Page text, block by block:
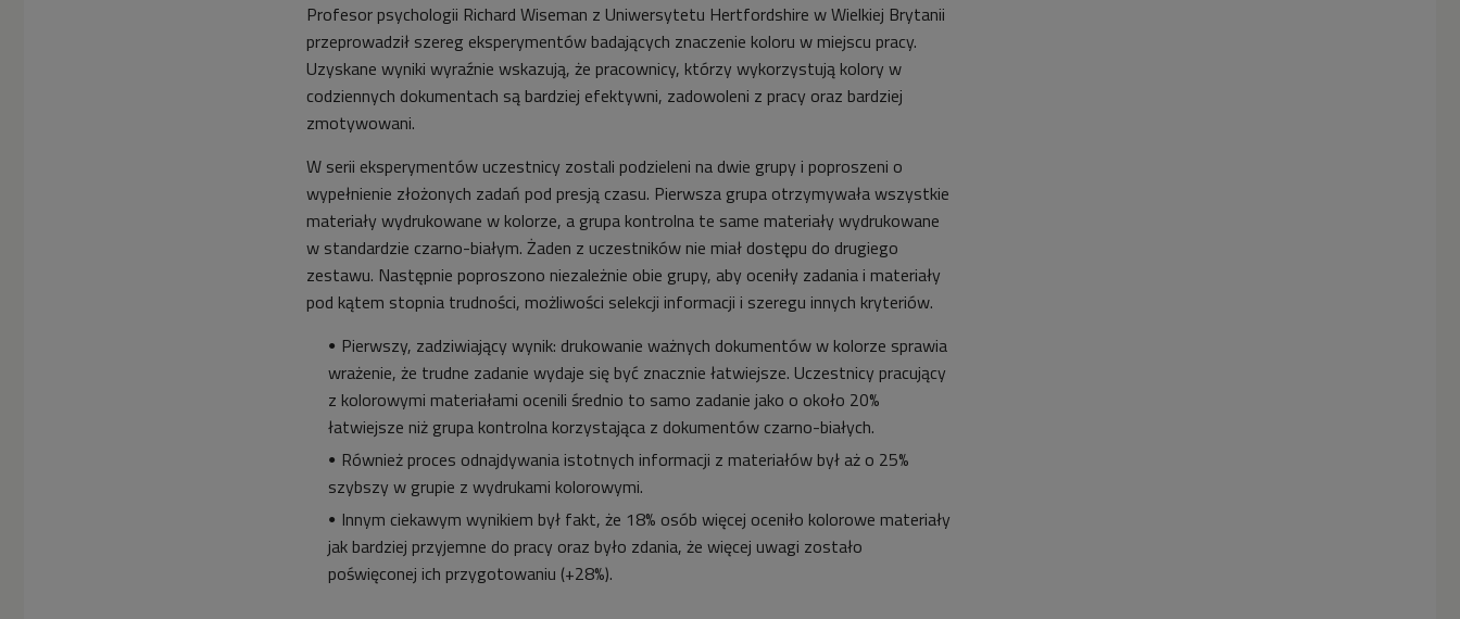
Profesor psychologii Richard Wiseman z Uniwersytetu Hertfordshire w Wielkiej Brytanii
przeprowadził szereg eksperymentów badających znaczenie koloru w miejscu pracy.
Uzyskane wyniki wyraźnie wskazują, że pracownicy, którzy wykorzystują kolory w
codziennych dokumentach są bardziej efektywni, zadowoleni z pracy oraz bardziej
zmotywowani.
W serii eksperymentów uczestnicy zostali podzieleni na dwie grupy i poproszeni o
wypełnienie złożonych zadań pod presją czasu. Pierwsza grupa otrzymywała wszystkie
materiały wydrukowane w kolorze, a grupa kontrolna te same materiały wydrukowane
w standardzie czarno-białym. Żaden z uczestników nie miał dostępu do drugiego
zestawu. Następnie poproszono niezależnie obie grupy, aby oceniły zadania i materiały
pod kątem stopnia trudności, możliwości selekcji informacji i szeregu innych kryteriów.
Pierwszy, zadziwiający wynik: drukowanie ważnych dokumentów w kolorze sprawia
wrażenie, że trudne zadanie wydaje się być znacznie łatwiejsze. Uczestnicy pracujący
z kolorowymi materiałami ocenili średnio to samo zadanie jako o około 20%
łatwiejsze niż grupa kontrolna korzystająca z dokumentów czarno-białych.
Również proces odnajdywania istotnych informacji z materiałów był aż o 25%
szybszy w grupie z wydrukami kolorowymi.
Innym ciekawym wynikiem był fakt, że 18% osób więcej oceniło kolorowe materiały
jak bardziej przyjemne do pracy oraz było zdania, że więcej uwagi zostało
poświęconej ich przygotowaniu (+28%).